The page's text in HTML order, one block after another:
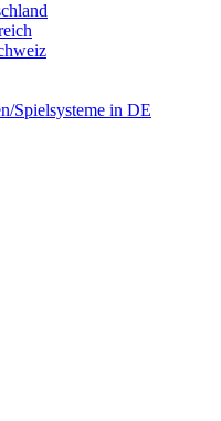
Spielsysteme in DE